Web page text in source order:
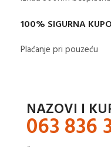
100% SIGURNA
Plaćanje pri pouzeću
NAZOVI I
063 836